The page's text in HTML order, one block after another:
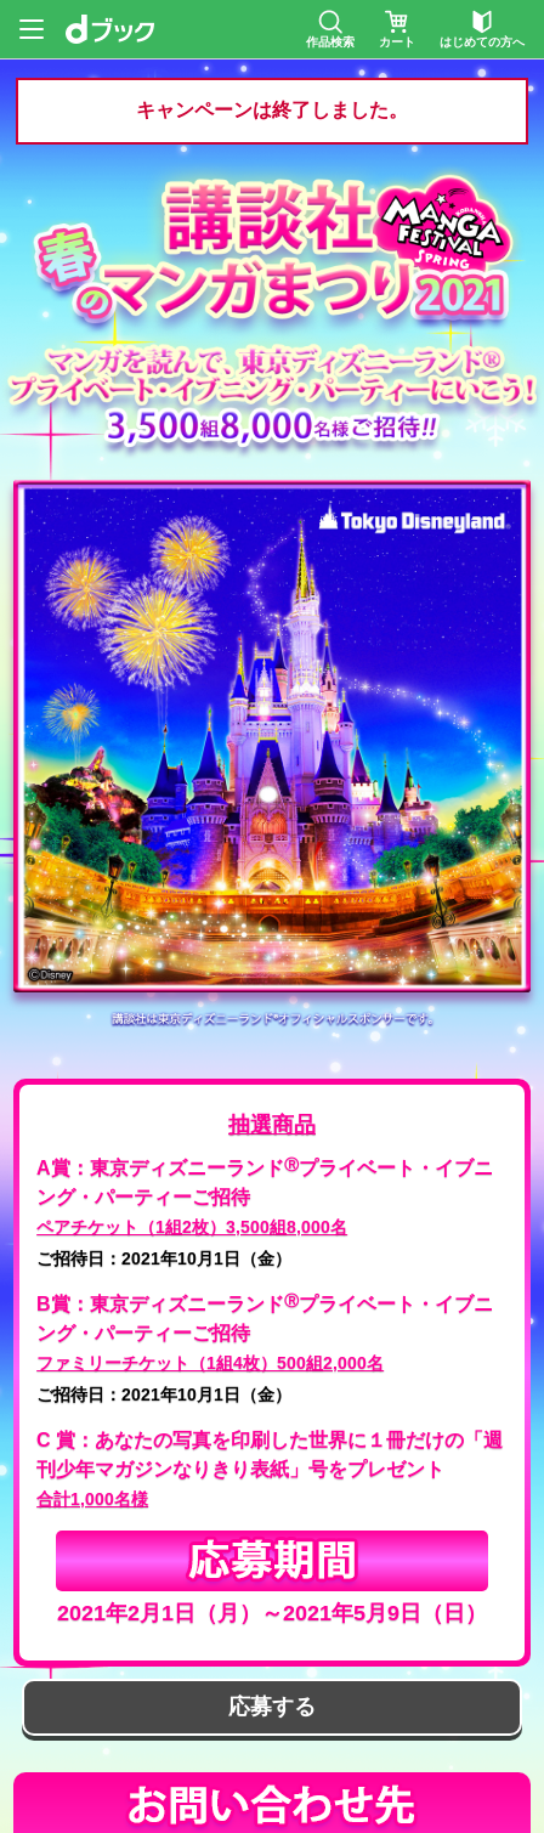
作品検索 カート はじめての方へ
キャンペーンは終了しました。
抽選商品
A賞：東京ディズニーランドⓇプライベート・イブニ
ング・パーティーご招待
ペアチケット（1組2枚）3,500組8,000名
ご招待日：2021年10月1日（金）
B賞：東京ディズニーランドⓇプライベート・イブニ
ング・パーティーご招待
ファミリーチケット（1組4枚）500組2,000名
ご招待日：2021年10月1日（金）
C 賞：あなたの写真を印刷した世界に１冊だけの「週
刊少年マガジンなりきり表紙」号をプレゼント
合計1,000名様
2021年2月1日（月）～2021年5月9日（日）
応募する